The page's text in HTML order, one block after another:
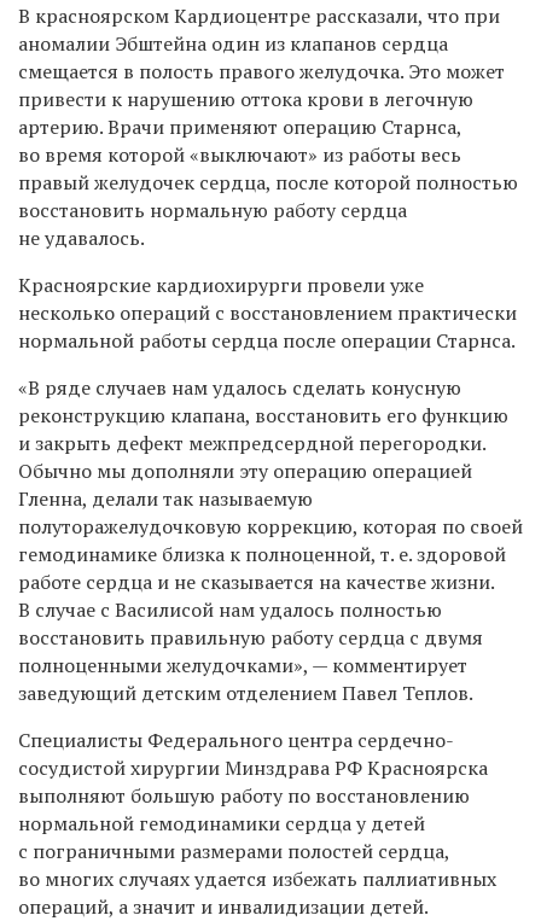
В красноярском Кардиоцентре рассказали, что при
аномалии Эбштейна один из клапанов сердца
смещается в полость правого желудочка. Это может
привести к нарушению оттока крови в легочную
артерию. Врачи применяют операцию Старнса,
во время которой «выключают» из работы весь
правый желудочек сердца, после которой полностью
восстановить нормальную работу сердца
не удавалось.
Красноярские кардиохирурги провели уже
несколько операций с восстановлением практически
нормальной работы сердца после операции Старнса.
«В ряде случаев нам удалось сделать конусную
реконструкцию клапана, восстановить его функцию
и закрыть дефект межпредсердной перегородки.
Обычно мы дополняли эту операцию операцией
Гленна, делали так называемую
полуторажелудочковую коррекцию, которая по своей
гемодинамике близка к полноценной, т. е. здоровой
работе сердца и не сказывается на качестве жизни.
В случае с Василисой нам удалось полностью
восстановить правильную работу сердца с двумя
полноценными желудочками», — комментирует
заведующий детским отделением Павел Теплов.
Специалисты Федерального центра сердечно-
сосудистой хирургии Минздрава РФ Красноярска
выполняют большую работу по восстановлению
нормальной гемодинамики сердца у детей
с пограничными размерами полостей сердца,
во многих случаях удается избежать паллиативных
операций, а значит и инвалидизации детей.